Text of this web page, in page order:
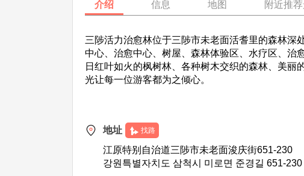
介绍 信息 地图 附近推
三陟活力治愈林位于三陟市未老面活耆里的森林深
中心、治愈中心、树屋、森林体验区、水疗区、治
日红叶如火的枫树林、各种树木交织的森林、美
光让每一位游客都为之倾心。
地址 找路
江原特别自治道三陟市未老面浚庆街651-230
강원특별자치도 삼척시 미로면 준경길 651-230